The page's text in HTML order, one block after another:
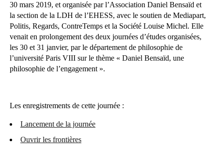
30 mars 2019, et organisée par l’Association Daniel Bensaïd et
la section de la LDH de l’EHESS, avec le soutien de Mediapart,
Politis, Regards, ContreTemps et la Société Louise Michel. Elle
venait en prolongement des deux journées d’études organisées,
les 30 et 31 janvier, par le département de philosophie de
l’université Paris VIII sur le thème « Daniel Bensaïd, une
philosophie de l’engagement ».
Les enregistrements de cette journée :
Lancement de la journée
Ouvrir les frontières